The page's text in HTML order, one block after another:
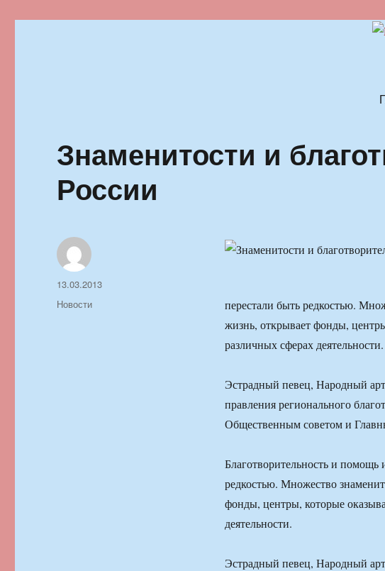
Знаменитости и
России
перестали быть редкостью.
жизнь, открывает фонды,
различных сферах деятельности.
Эстрадный певец, Народный
правления регионального
Общественным советом и
Благотворительность и
редкостью. Множество
фонды, центры, которые
деятельности.
Эстрадный певец, Народный
Автор
Опубликовано
13.03.2013
Рубрики
Новости